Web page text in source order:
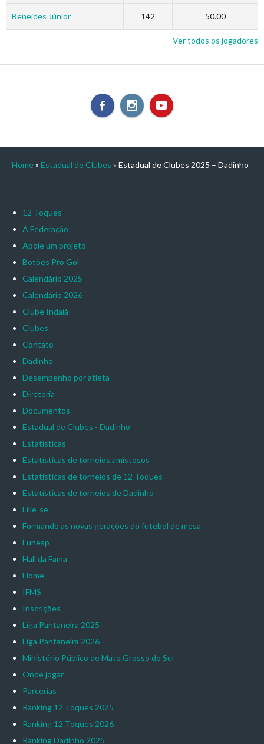
Beneides Júnior 142 50.00
Ver todos os jogadores
Home » Estadual de Clubes » Estadual de Clubes 2025 – Dadinho
12 Toques
A Federação
Apoie um projeto
Botões Pro Gol
Calendário 2025
Calendário 2026
Clube Indaiá
Clubes
Contato
Dadinho
Desempenho por atleta
Diretoria
Documentos
Estadual de Clubes - Dadinho
Estatísticas
Estatísticas de torneios amistosos
Estatísticas de torneios de 12 Toques
Estatísticas de torneios de Dadinho
Filie-se
Formando as novas gerações do futebol de mesa
Funesp
Hall da Fama
Home
IFMS
Inscrições
Liga Pantaneira 2025
Liga Pantaneira 2026
Ministério Público de Mato Grosso do Sul
Onde jogar
Parcerias
Ranking 12 Toques 2025
Ranking 12 Toques 2026
Ranking Dadinho 2025